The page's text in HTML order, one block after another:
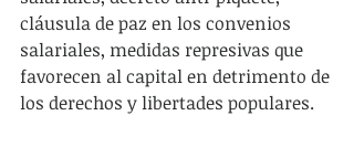
cláusula de paz en los convenios
salariales, medidas represivas que
favorecen al capital en detrimento de
los derechos y libertades populares.